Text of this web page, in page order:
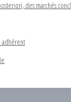
des marchés
adhérent